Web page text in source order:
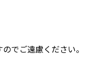
でご遠慮ください。